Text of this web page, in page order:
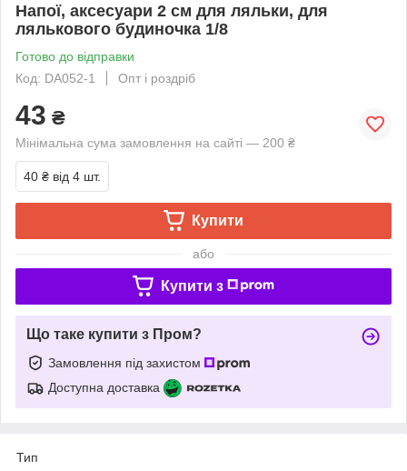
Напої, аксесуари 2 см для ляльки, для
лялькового будиночка 1/8
Готово до відправки
Код: DA052-1
Опт і роздріб
43 ₴
Мінімальна сума замовлення на сайті — 200 ₴
40 ₴ від 4 шт.
Купити
або
Купити з
Що таке купити з Пром?
Замовлення під захистом
Доступна доставка
Тип